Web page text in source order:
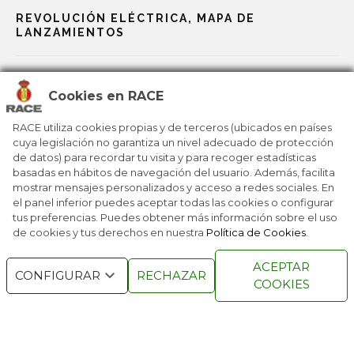
Cookies en RACE
RACE utiliza cookies propias y de terceros (ubicados en países
cuya legislación no garantiza un nivel adecuado de protección
de datos) para recordar tu visita y para recoger estadísticas
basadas en hábitos de navegación del usuario. Además, facilita
mostrar mensajes personalizados y acceso a redes sociales. En
el panel inferior puedes aceptar todas las cookies o configurar
tus preferencias. Puedes obtener más información sobre el uso
de cookies y tus derechos en nuestra Política de Cookies
CONFIGURAR RECHAZAR
ACEPTAR
COOKIES
REVOLUCIÓN ELÉCTRICA, MAPA DE
LANZAMIENTOS
2026: NOVEDADES PARA TODOS LOS GUSTOS
LAS BERLINAS EN LA FUTURA MOVILIDAD
NAVIDAD PARA TODA LA FAMILIA
TODOS LOS DERECHOS
RESERVADOS